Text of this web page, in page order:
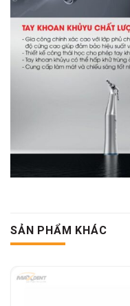
SẢN PHẨM KHÁC